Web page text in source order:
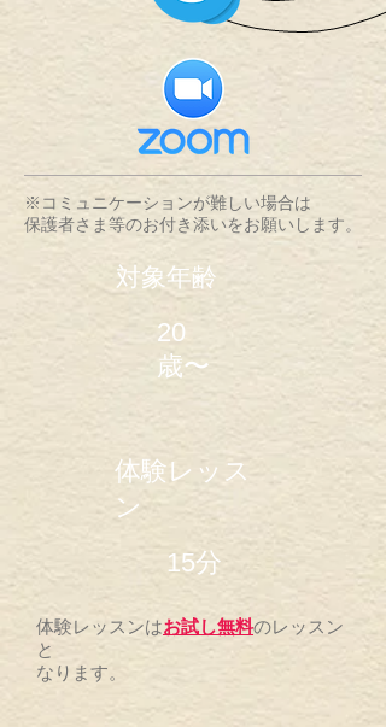
※コミュニケーションが難しい場合は
​保護者さま等のお付き添いをお願いします。
​対象年齢
20
歳〜
体験レッス
ン
15分
体験レッスンはお試し無料のレッスン
と
​なります。